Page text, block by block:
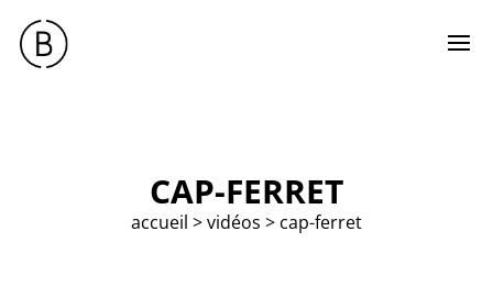
CAP-FERRET
accueil >vidéos > cap-ferret